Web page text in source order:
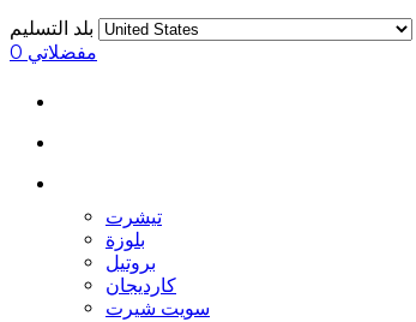
بلد التسليم
مفضلاتي 0
تيشرت
بلوزة
بروتيل
كارديجان
سويت شيرت